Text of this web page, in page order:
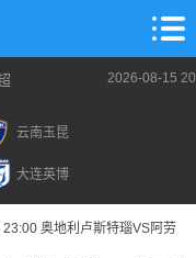
2026-08-15
云南玉昆
大连英博
奥地利卢斯特瑙VS阿劳